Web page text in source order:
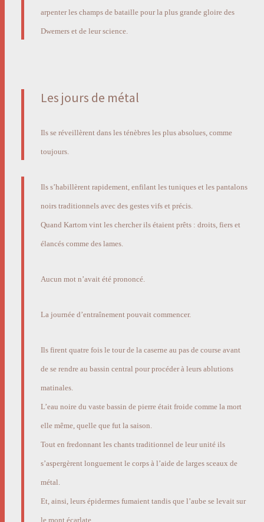
arpenter les champs de bataille pour la plus grande gloire des
Dwemers et de leur science.
Les jours de métal
Ils se réveillèrent dans les ténèbres les plus absolues, comme
toujours.
Ils s’habillèrent rapidement, enfilant les tuniques et les pantalons
noirs traditionnels avec des gestes vifs et précis.
Quand Kartom vint les chercher ils étaient prêts : droits, fiers et
élancés comme des lames.
Aucun mot n’avait été prononcé.
La journée d’entraînement pouvait commencer.
Ils firent quatre fois le tour de la caserne au pas de course avant
de se rendre au bassin central pour procéder à leurs ablutions
matinales.
L’eau noire du vaste bassin de pierre était froide comme la mort
elle même, quelle que fut la saison.
Tout en fredonnant les chants traditionnel de leur unité ils
s’aspergèrent longuement le corps à l’aide de larges sceaux de
métal.
Et, ainsi, leurs épidermes fumaient tandis que l’aube se levait sur
le mont écarlate.